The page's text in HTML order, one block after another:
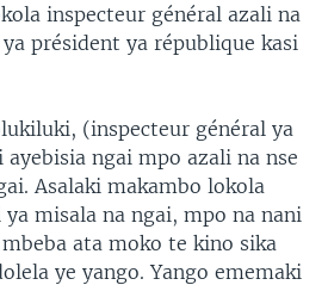
inspecteur général azali na
président ya république kasi
(inspecteur général ya
ayebisia ngai mpo azali na nse
Asalaki makambo lokola
misala na ngai, mpo na nani
ata moko te kino sika
ye yango. Yango ememaki